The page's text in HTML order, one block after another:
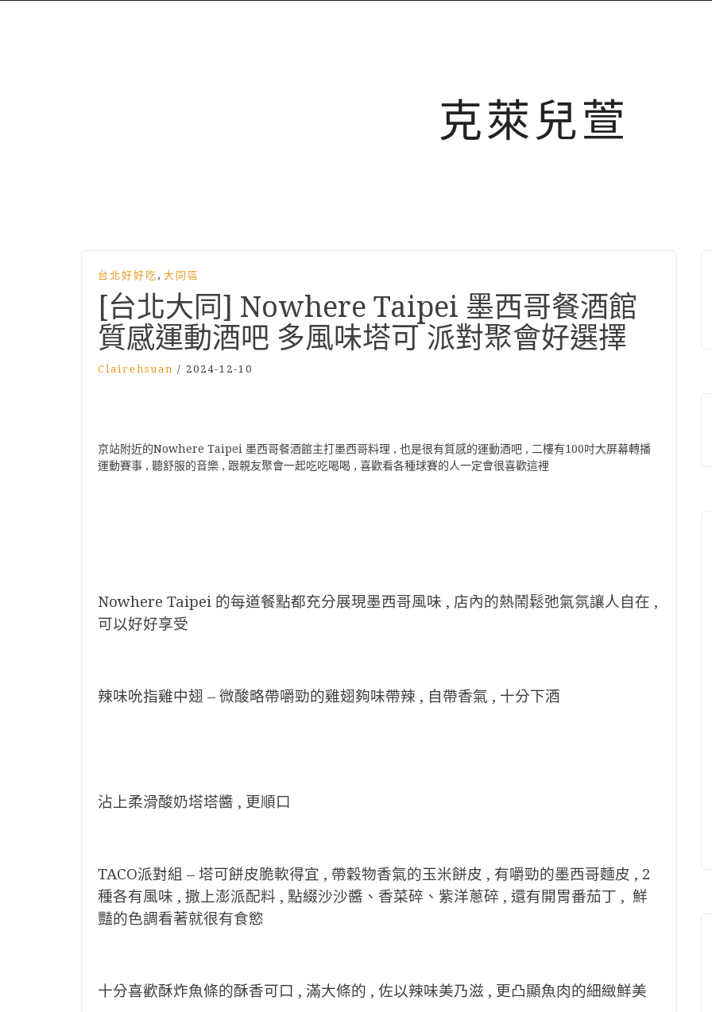
克萊兒萱
台北好好吃 , 大同區
[台北大同] Nowhere Taipei 墨西哥餐酒館
質感運動酒吧 多風味塔可 派對聚會好選擇
Clairehsuan / 2024-12-10
京站附近的Nowhere Taipei 墨西哥餐酒館主打墨西哥料理 , 也是很有質感的運動酒吧 , 二樓有100吋大屏幕轉播
運動賽事 , 聽舒服的音樂 , 跟親友聚會一起吃吃喝喝 , 喜歡看各種球賽的人一定會很喜歡這裡
Nowhere Taipei 的每道餐點都充分展現墨西哥風味 , 店內的熱鬧鬆弛氣氛讓人自在 ,
可以好好享受
辣味吮指雞中翅 – 微酸略帶嚼勁的雞翅夠味帶辣 , 自帶香氣 , 十分下酒
沾上柔滑酸奶塔塔醬 , 更順口
TACO派對組 – 塔可餅皮脆軟得宜 , 帶穀物香氣的玉米餅皮 , 有嚼勁的墨西哥麵皮 , 2
種各有風味 , 撒上澎派配料 , 點綴沙沙醬、香菜碎、紫洋蔥碎 , 還有開胃番茄丁 , 鮮
豔的色調看著就很有食慾
十分喜歡酥炸魚條的酥香可口 , 滿大條的 , 佐以辣味美乃滋 , 更凸顯魚肉的細緻鮮美